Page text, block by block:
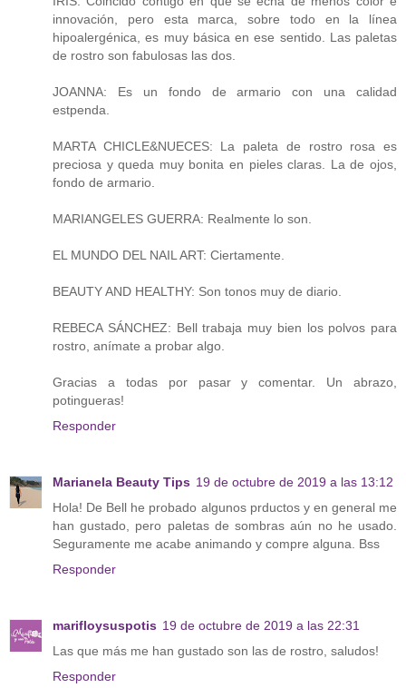
innovación, pero esta marca, sobre todo en la línea
hipoalergénica, es muy básica en ese sentido. Las paletas
de rostro son fabulosas las dos.
JOANNA: Es un fondo de armario con una calidad
estpenda.
MARTA CHICLE&NUECES: La paleta de rostro rosa es
preciosa y queda muy bonita en pieles claras. La de ojos,
fondo de armario.
MARIANGELES GUERRA: Realmente lo son.
EL MUNDO DEL NAIL ART: Ciertamente.
BEAUTY AND HEALTHY: Son tonos muy de diario.
REBECA SÁNCHEZ: Bell trabaja muy bien los polvos para
rostro, anímate a probar algo.
Gracias a todas por pasar y comentar. Un abrazo,
potingueras!
Responder
Marianela Beauty Tips 19 de octubre de 2019 a las 13:12
Hola! De Bell he probado algunos prductos y en general me
han gustado, pero paletas de sombras aún no he usado.
Seguramente me acabe animando y compre alguna. Bss
Responder
marifloysuspotis 19 de octubre de 2019 a las 22:31
Las que más me han gustado son las de rostro, saludos!
Responder